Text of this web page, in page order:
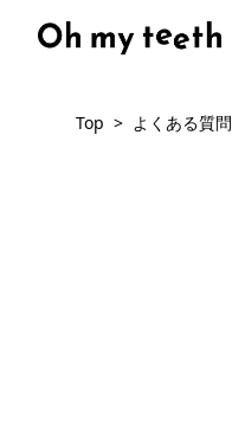
Top よくある質問